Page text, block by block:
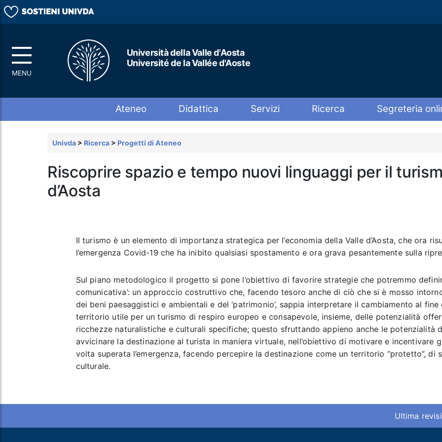
Università della Valle d'Aosta
Université de la Vallée d'Aoste
Ateneo Didattica Servizi Ricerca Segreteria
Univda > Ricerca > Progetti di Ateneo
Riscoprire spazio e tempo nuovi linguaggi per il
d’Aosta
Il turismo è un elemento di importanza strategica per l’economia della Valle d’Aosta, che ora
l’emergenza Covid-19 che ha inibito qualsiasi spostamento e ora grava pesantemente sulla
Sul piano metodologico il progetto si pone l’obiettivo di favorire strategie che potremmo
comunicativa’: un approccio costruttivo che, facendo tesoro anche di ciò che si è mosso
dei beni paesaggistici e ambientali e del ‘patrimonio’, sappia interpretare il cambiamento al
territorio utile per un turismo di respiro europeo e consapevole, insieme, delle potenzialità
ricchezze naturalistiche e culturali specifiche; questo sfruttando appieno anche le potenzialità
avvicinare la destinazione al turista in maniera virtuale, nell’obiettivo di motivare e incentivare
volta superata l’emergenza, facendo percepire la destinazione come un territorio “protetto”,
culturale.
Ultima